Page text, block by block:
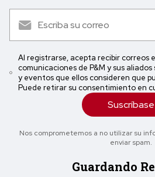
Al registrarse, acepta recibir correos
comunicaciones de P&M y sus
y eventos que ellos consideren que
Puede retirar su consentimiento en
Suscríbase
Nos comprometemos a no utilizar su
enviar spam.
Guardando